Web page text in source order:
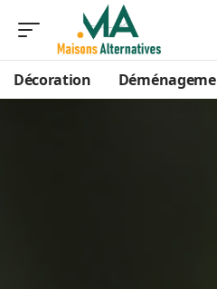
Décoration